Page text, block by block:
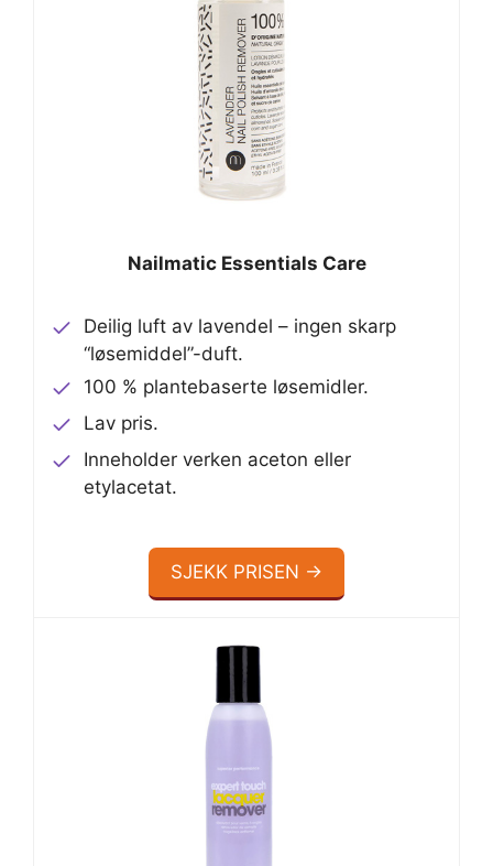
Nailmatic Essentials Care
Deilig luft av lavendel – ingen skarp
“løsemiddel”-duft.
100 % plantebaserte løsemidler.
Lav pris.
Inneholder verken aceton eller
etylacetat.
SJEKK PRISEN →